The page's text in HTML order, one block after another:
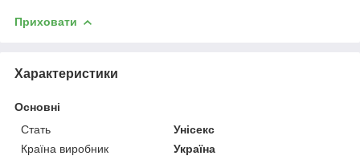
Приховати
Характеристики
Основні
Стать
Унісекс
Країна виробник
Україна